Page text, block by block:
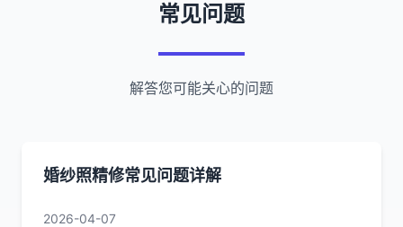
常见问题
解答您可能关心的问题
婚纱照精修常见问题详解
2026-04-07